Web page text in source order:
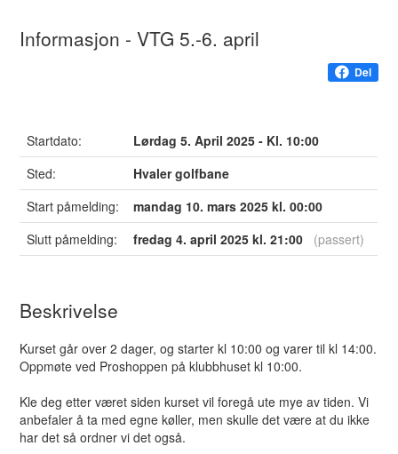
Informasjon - VTG 5.-6. april
Del
Startdato:
Lørdag 5. April 2025 - Kl. 10:00
Sted:
Hvaler golfbane
Start påmelding:
mandag 10. mars 2025 kl. 00:00
Slutt påmelding:
fredag 4. april 2025 kl. 21:00 (passert)
Beskrivelse
Kurset går over 2 dager, og starter kl 10:00 og varer til kl 14:00.
Oppmøte ved Proshoppen på klubbhuset kl 10:00.
Kle deg etter været siden kurset vil foregå ute mye av tiden. Vi
anbefaler å ta med egne køller, men skulle det være at du ikke
har det så ordner vi det også.